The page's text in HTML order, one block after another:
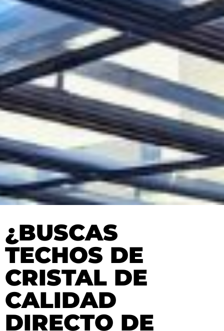
¿BUSCAS
TECHOS DE
CRISTAL DE
CALIDAD
DIRECTO DE